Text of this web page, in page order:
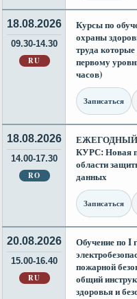
18.08.2026
09.30-14.30
RU
Курсы по
охраны
труда
первому
часов)
Записаться
18.08.2026
14.00-17.30
RO
КУРС: Новая
области
данных
Записаться
20.08.2026
15.00-16.40
RU
Обучение по I
пожарной
общий
здоровья и